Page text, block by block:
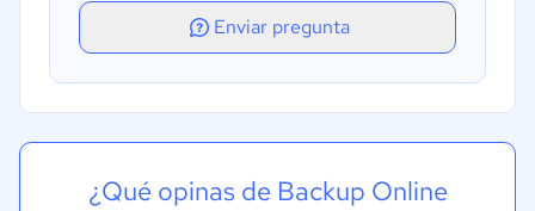
Restauración y acceso web
Enviar pregunta
¿Qué opinas de Backup Online